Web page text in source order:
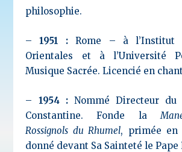
philosophie.
–1951 :Rome – à l’Institut
Orientales et à l’Université
Musique Sacrée. Licencié en
– 1954 : Nommé Directeur du
Constantine. Fonde la
Rossignols du Rhumel, primée en
donné devant Sa Sainteté le Pape